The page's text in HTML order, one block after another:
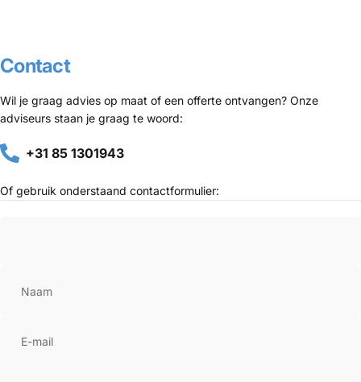
Contact
Wil je graag advies op maat of een offerte ontvangen? Onze
adviseurs staan je graag te woord:
+31 85 1301943
Of gebruik onderstaand contactformulier:
Naam
E-mail